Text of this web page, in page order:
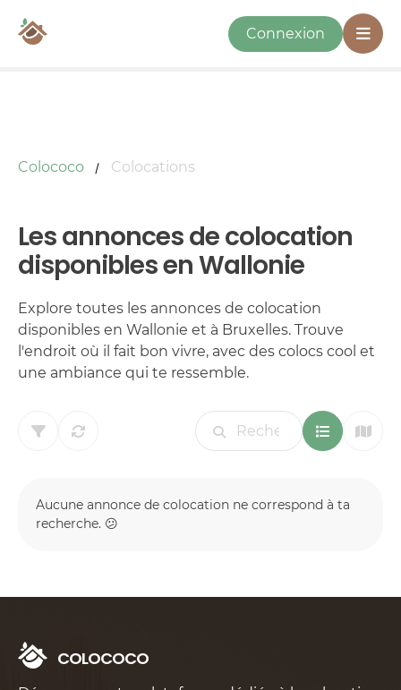
Connexion
Colococo Colocations
Les annonces de colocation
disponibles en Wallonie
Explore toutes les annonces de colocation
disponibles en Wallonie et à Bruxelles. Trouve
l'endroit où il fait bon vivre, avec des colocs cool et
une ambiance qui te ressemble.
Aucune annonce de colocation ne correspond à ta
recherche. 😕
COLOCOCO